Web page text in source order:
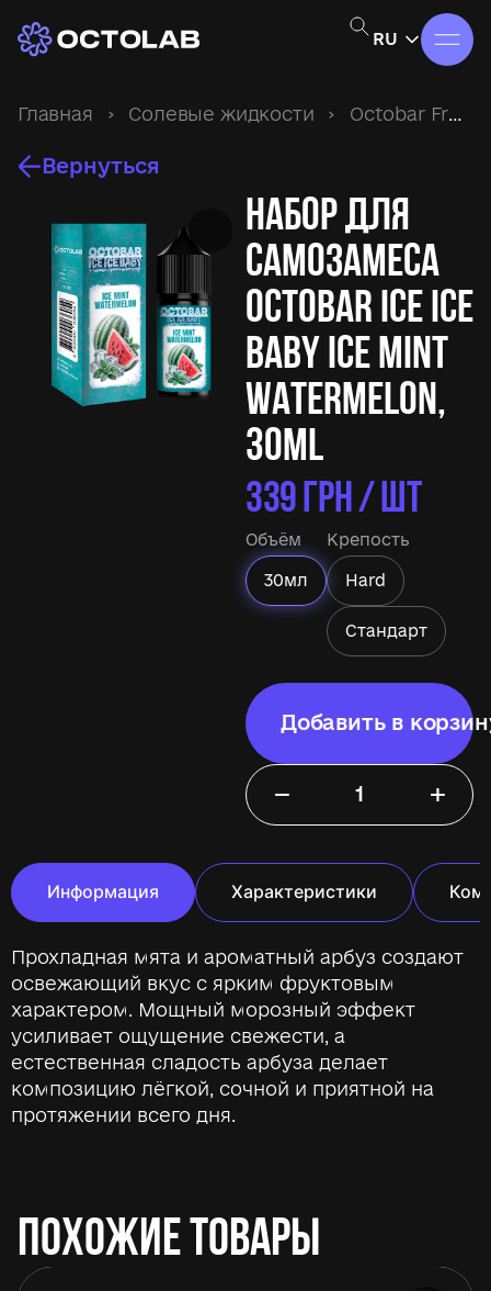
RU
Главная › Солевые жидкости › Octobar Fresh&Sour
Вернуться
Набор для
самозамеса
Octobar Ice Ice
Baby Ice Mint
Watermelon,
30ml
339ГРН / ШТ
Объём
30мл
Крепость
Hard
Стандарт
− +
Добавить в
Информация Характеристики
Прохладная мята и ароматный арбуз создают
освежающий вкус с ярким фруктовым
характером. Мощный морозный эффект
усиливает ощущение свежести, а
естественная сладость арбуза делает
композицию лёгкой, сочной и приятной на
протяжении всего дня.
ПОХОЖИЕ ТОВАРЫ